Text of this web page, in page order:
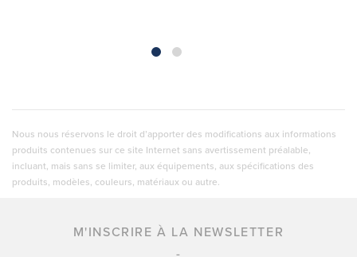
Nous nous réservons le droit d’apporter des modifications aux informations
produits contenues sur ce site Internet sans avertissement préalable,
incluant, mais sans se limiter, aux équipements, aux spécifications des
produits, modèles, couleurs, matériaux ou autre.
M'INSCRIRE À LA NEWSLETTER